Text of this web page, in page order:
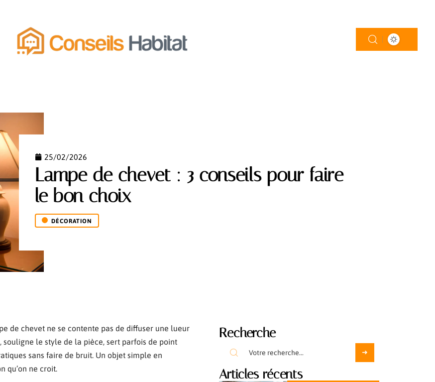
25/02/2026
Lampe de chevet : 3 conseils pour faire
le bon choix
DÉCORATION
de chevet ne se contente pas de diffuser une lueur
le style de la pièce, sert parfois de point
sans faire de bruit. Un objet simple en
qu’on ne croit.
Recherche
Articles récents